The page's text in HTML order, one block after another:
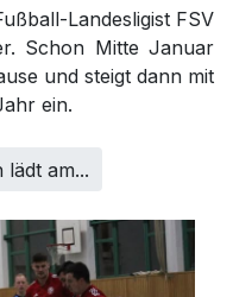
Landesligist FSV
Schon Mitte Januar
und steigt dann mit
ein.
lädt am...